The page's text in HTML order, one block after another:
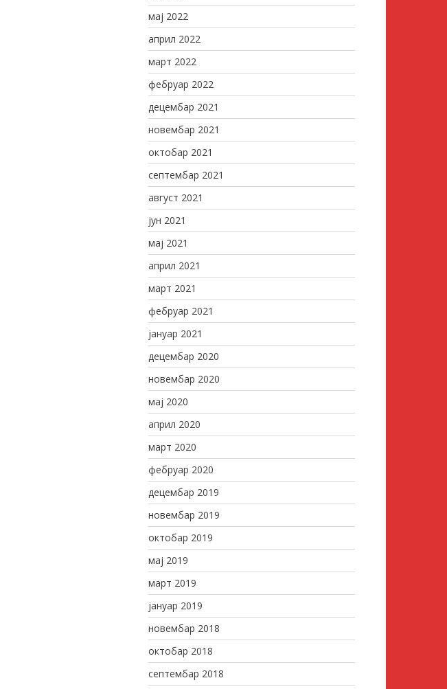
мај 2022
април 2022
март 2022
фебруар 2022
децембар 2021
новембар 2021
октобар 2021
септембар 2021
август 2021
јун 2021
мај 2021
април 2021
март 2021
фебруар 2021
јануар 2021
децембар 2020
новембар 2020
мај 2020
април 2020
март 2020
фебруар 2020
децембар 2019
новембар 2019
октобар 2019
мај 2019
март 2019
јануар 2019
новембар 2018
октобар 2018
септембар 2018